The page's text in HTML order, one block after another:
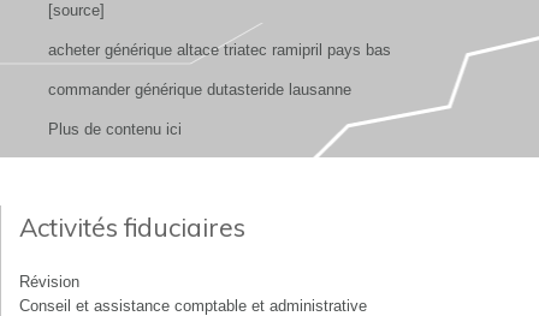
[source]
acheter générique altace triatec ramipril pays bas
commander générique dutasteride lausanne
Plus de contenu ici
Activités fiduciaires
Révision
Conseil et assistance comptable et administrative